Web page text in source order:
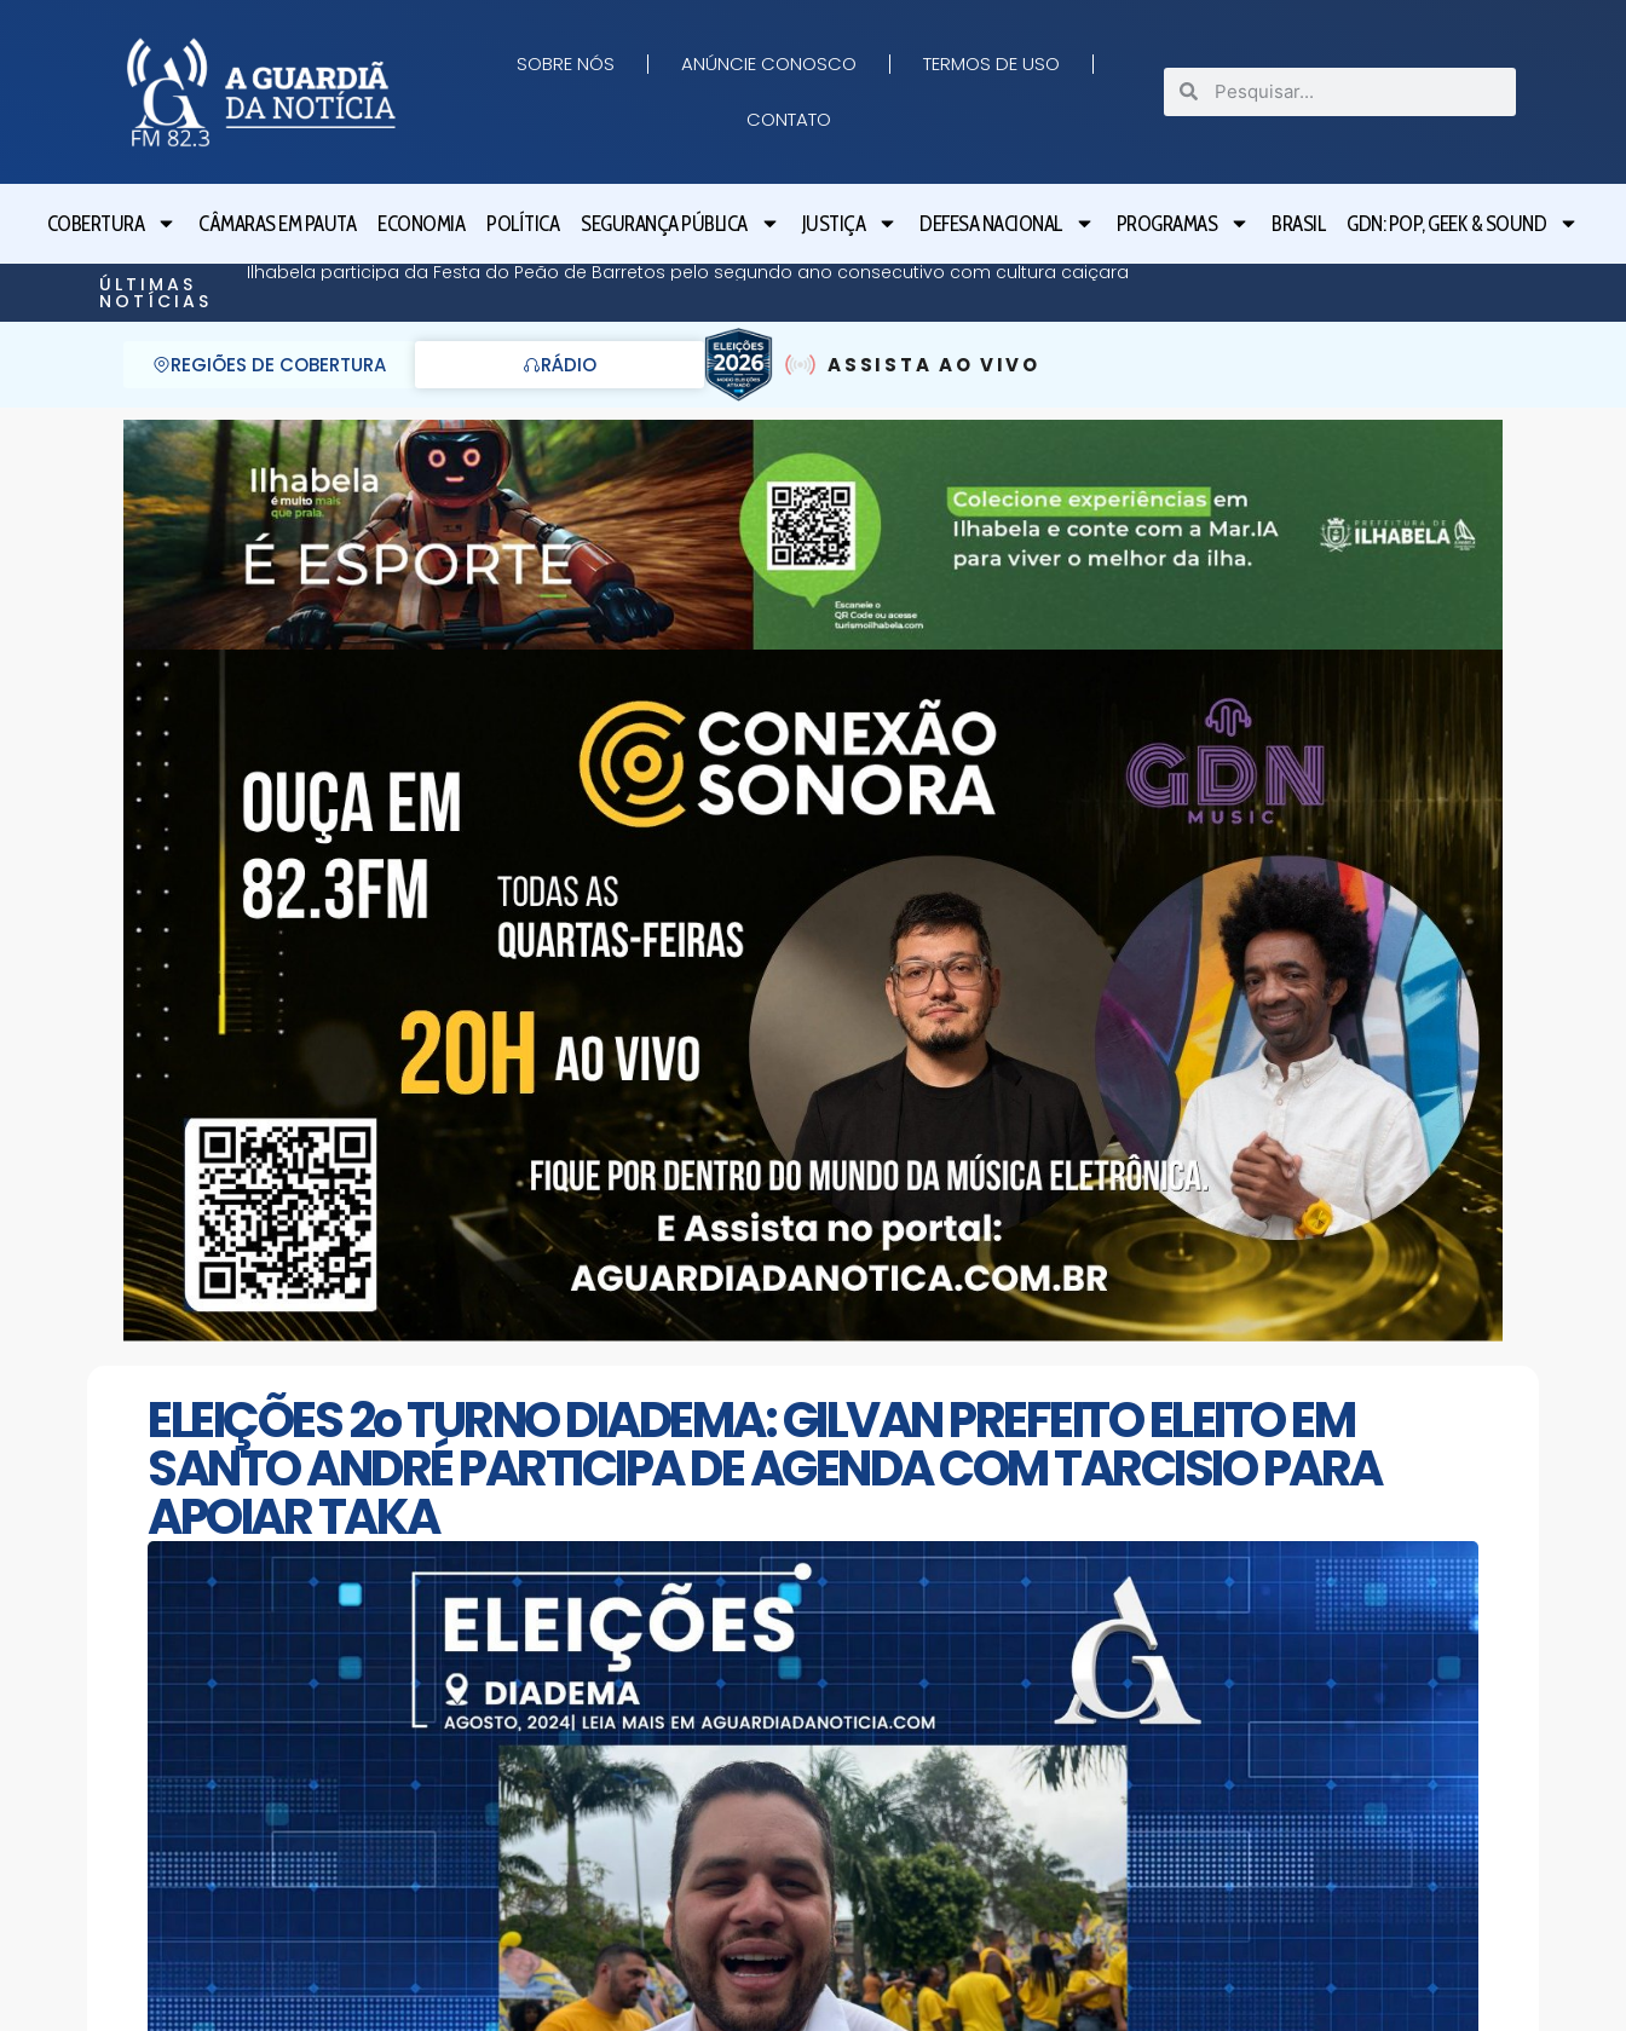
SOBRE NÓS ANÚNCIE CONOSCO TERMOS DE USO
CONTATO
COBERTURA CÂMARAS EM PAUTA ECONOMIA POLÍTICA SEGURANÇA PÚBLICA JUSTIÇA DEFESA NACIONAL PROGRAMAS BRASIL GDN: POP, GEEK & SOUND
ÚLTIMAS
NOTÍCIAS
Ilhabela participa da Festa do Peão de Barretos pelo segundo ano consecutivo com cultura caiçara Defesa
REGIÕES DE COBERTURA RÁDIO ASSISTA AO VIVO
ELEIÇÕES 2o TURNO DIADEMA: GILVAN PREFEITO ELEITO EM
SANTO ANDRÉ PARTICIPA DE AGENDA COM TARCISIO PARA
APOIAR TAKA